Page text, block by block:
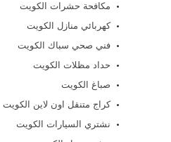
مكافحة حشرات الكويت
كهربائي منازل الكويت
فني صحي سباك الكويت
حداد مظلات الكويت
صباغ الكويت
كراج متنقل اون لاين الكويت
نشتري السيارات الكويت